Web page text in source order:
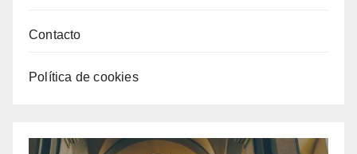
Contacto
Política de cookies